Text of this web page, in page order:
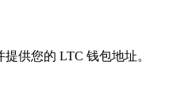
供您的 LTC 钱包地址。